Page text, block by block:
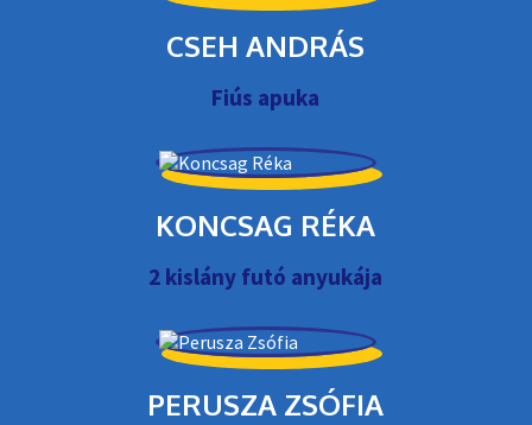
CSEH ANDRÁS
Fiús apuka
KONCSAG RÉKA
2 kislány futó anyukája
PERUSZA ZSÓFIA